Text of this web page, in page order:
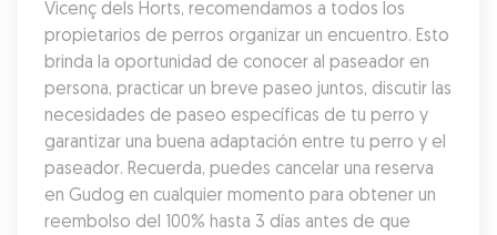
Vicenç dels Horts, recomendamos a todos los
propietarios de perros organizar un encuentro. Esto
brinda la oportunidad de conocer al paseador en
persona, practicar un breve paseo juntos, discutir las
necesidades de paseo específicas de tu perro y
garantizar una buena adaptación entre tu perro y el
paseador. Recuerda, puedes cancelar una reserva
en Gudog en cualquier momento para obtener un
reembolso del 100% hasta 3 días antes de que